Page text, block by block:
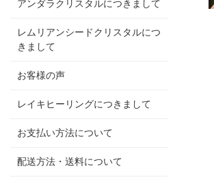
アンダラクリスタルにつきまして
レムリアンシードクリスタルにつ
きまして
お客様の声
レイキヒーリングにつきまして
お支払い方法について
配送方法・送料について